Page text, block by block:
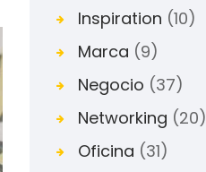
Inspiration (10)
Marca (9)
Negocio (37)
Networking (20)
Oficina (31)